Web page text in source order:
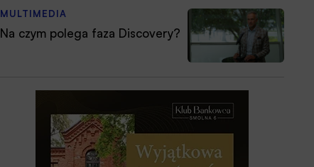
MULTIMEDIA
Na czym polega faza Discovery?